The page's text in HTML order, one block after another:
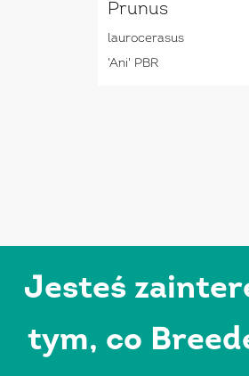
Prunus
laurocerasus
'Ani' PBR
Jesteś
tym, co